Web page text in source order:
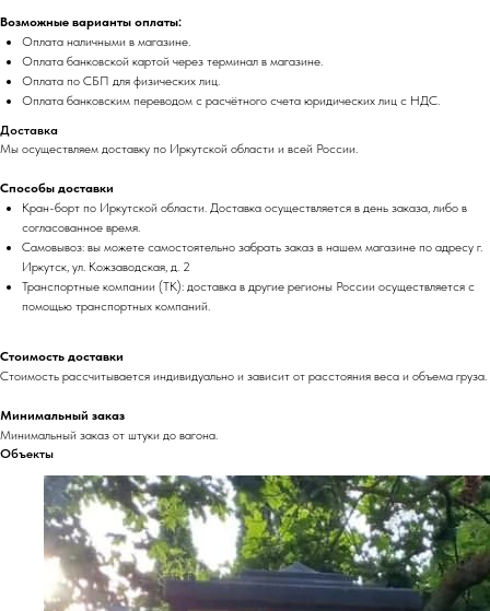
Возможные варианты оплаты:
Оплата наличными в магазине.
Оплата банковской картой через терминал в магазине.
Оплата по СБП для физических лиц.
Оплата банковским переводом с расчётного счета юридических лиц с НДС.
Доставка
Мы осуществляем доставку по Иркутской области и всей России.
Способы доставки
Кран-борт по Иркутской области. Доставка осуществляется в день заказа, либо в
согласованное время.
Самовывоз: вы можете самостоятельно забрать заказ в нашем магазине по адресу г.
Иркутск, ул. Кожзаводская, д. 2
Транспортные компании (ТК): доставка в другие регионы России осуществляется с
помощью транспортных компаний.
Стоимость доставки
Стоимость рассчитывается индивидуально и зависит от расстояния веса и объема груза.
Минимальный заказ
Минимальный заказ от штуки до вагона.
Объекты